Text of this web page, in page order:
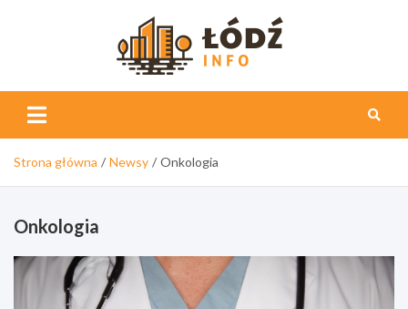
Info
Strona główna Newsy Onkologia
Onkologia